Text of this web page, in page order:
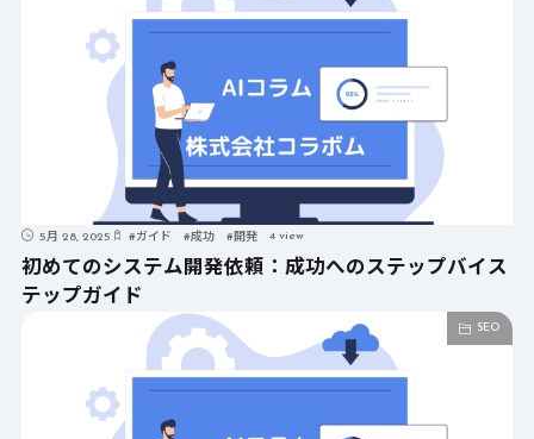
5月 28, 2025 #ガイド #成功 #開発 4 view
初めてのシステム開発依頼：成功へのステップバイス
テップガイド
SEO